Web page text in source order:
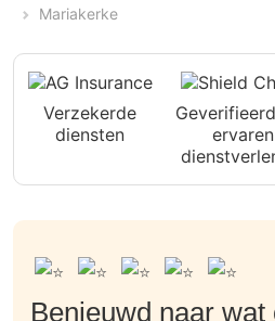
Mariakerke
Verzekerde
diensten
ervaren
Benieuwd naar wat